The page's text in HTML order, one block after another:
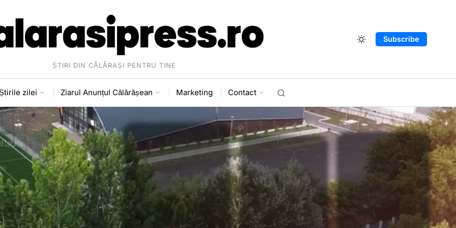
ȘTIRI DIN CĂLĂRAȘI PENTRU TINE
Subscribe
zilei Ziarul Anunțul Călărășean Marketing Contact